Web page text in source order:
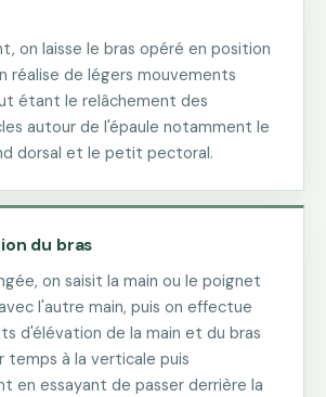
on laisse le bras opéré en position
réalise de légers mouvements
étant le relâchement des
autour de l'épaule notamment le
dorsal et le petit pectoral.
du bras
on saisit la main ou le poignet
l'autre main, puis on effectue
d'élévation de la main et du bras
temps à la verticale puis
en essayant de passer derrière la